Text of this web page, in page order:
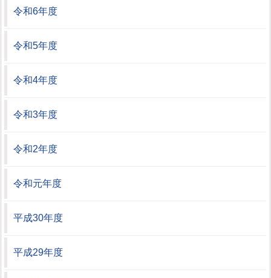
令和6年度
令和5年度
令和4年度
令和3年度
令和2年度
令和元年度
平成30年度
平成29年度